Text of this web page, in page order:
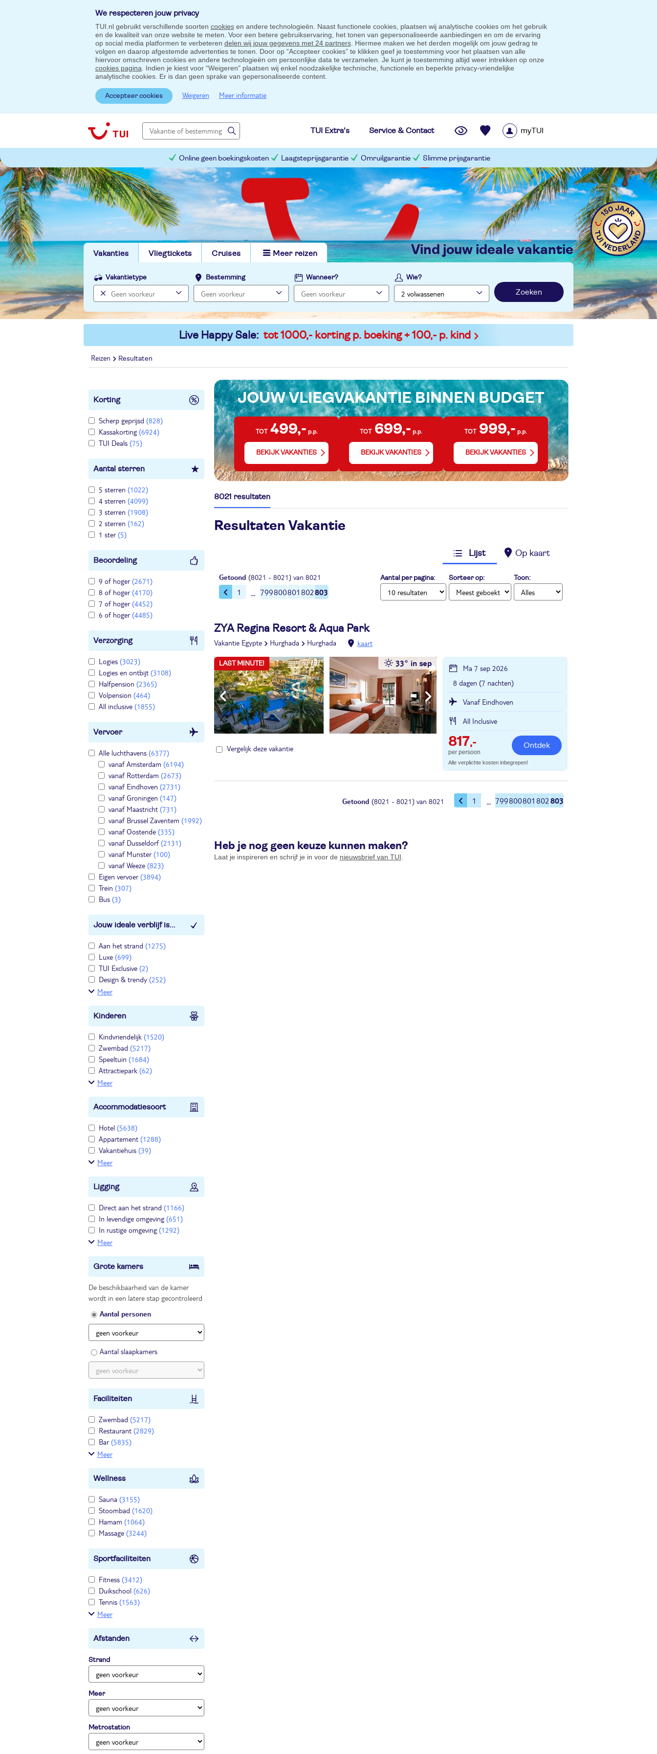
We respecteren jouw privacy
TUI.nl gebruikt verschillende soorten cookiesen andere technologieën. Naast functionele cookies, plaatsen wij analytische cookies om het gebruik
en de kwaliteit van onze website te meten. Voor een betere gebruikservaring, het tonen van gepersonaliseerde aanbiedingen en om de ervaring
op social media platformen te verbeteren delen wij jouw gegevens met 24 partners. Hiermee maken we het derden mogelijk om jouw gedrag te
volgen en daarop afgestemde advertenties te tonen. Door op “Accepteer cookies” te klikken geef je toestemming voor het plaatsen van alle
hiervoor omschreven cookies en andere technologieën om persoonlijke data te verzamelen. Je kunt je toestemming altijd weer intrekken op onze
cookies pagina . Indien je kiest voor “Weigeren” plaatsen wij enkel noodzakelijke technische, functionele en beperkte privacy-vriendelijke
analytische cookies. Er is dan geen sprake van gepersonaliseerde content.
Accepteer cookies Weigeren Meer informatie
TUI Extra's Service & Contact myTUI
Online geen boekingskosten Laagsteprijsgarantie Omruilgarantie Slimme prijsgarantie
Vakanties Vliegtickets Cruises Meer reizen vind jouw ideale vakantie
Vakantietype Bestemming Wanneer? Wie?
Zoeken
Live Happy Sale: tot 1000,- korting p. boeking + 100,- p. kind
Reizen Resultaten
Korting
Scherp geprijsd (828)
Kassakorting (6924)
TUI Deals (75)
Aantal sterren
5 sterren (1022)
4 sterren (4099)
3 sterren (1908)
2 sterren (162)
1 ster(5)
Beoordeling
9 of hoger(2671)
8 of hoger(4170)
7 of hoger(4452)
6 of hoger(4485)
Verzorging
Logies (3023)
Logies en ontbijt (3108)
Halfpension (2365)
Volpension (464)
All inclusive (1855)
Vervoer
Alle luchthavens (6377)
vanaf Amsterdam (6194)
vanaf Rotterdam (2673)
vanaf Eindhoven (2731)
vanaf Groningen (147)
vanaf Maastricht (731)
vanaf Brussel Zaventem (1992)
vanaf Oostende (335)
vanaf Dusseldorf(2131)
vanaf Munster(100)
vanaf Weeze (823)
Eigen vervoer(3894)
Trein (307)
Bus (3)
Jouw ideale verblijf is...
Aan het strand (1275)
Luxe (699)
TUI Exclusive (2)
Design & trendy (252)
Meer
Kinderen
Kindvriendelijk (1520)
Zwembad (5217)
Speeltuin (1684)
Attractiepark (62)
Meer
Accommodatiesoort
Hotel (5638)
Appartement (1288)
Vakantiehuis (39)
Meer
Ligging
Direct aan het strand (1166)
In levendige omgeving (651)
In rustige omgeving (1292)
Meer
Grote kamers
De beschikbaarheid van de kamer
wordt in een latere stap gecontroleerd
Aantal personen
Aantal slaapkamers
Faciliteiten
Zwembad (5217)
Restaurant (2829)
Bar(5835)
Meer
Wellness
Sauna (3155)
Stoombad (1620)
Hamam (1064)
Massage (3244)
Sportfaciliteiten
Fitness (3412)
Duikschool (626)
Tennis (1563)
Meer
Afstanden
Strand
Meer
Metrostation
JOUW VLIEGVAKANTIE BINNEN BUDGET
TOT 499,- p.p.
BEKIJK VAKANTIES
TOT 699,- p.p.
BEKIJK VAKANTIES
TOT 999,- p.p.
BEKIJK VAKANTIES
8021 resultaten
Resultaten Vakantie
Lijst Op kaart
Getoond (8021 - 8021) van 8021
1 799800801802803
Aantal per pagina: Sorteer op: Toon:
ZYA Regina Resort & Aqua Park
Vakantie Egypte Hurghada Hurghada kaart
33° in sep
LAST MINUTE!
Vergelijk deze vakantie
Ma 7 sep 2026
8 dagen (7 nachten)
Vanaf Eindhoven
All Inclusive
817,-
per persoon
Ontdek
Alle verplichte kosten inbegrepen!
Getoond (8021 - 8021) van 8021 1 799800801802803
Heb je nog geen keuze kunnen maken?
Laat je inspireren en schrijf je in voor de nieuwsbrief van TUI